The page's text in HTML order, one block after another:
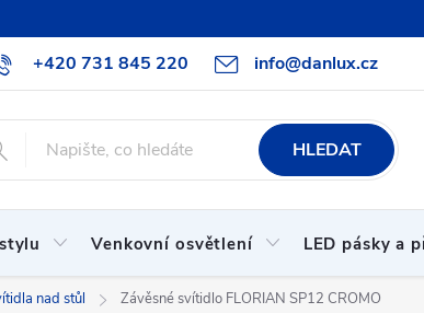
+420 731 845 220 info@danlux.cz
a reklamace O nás B2B spolupráce
HLEDAT
Venkovní osvětlení LED pásky a
nad stůl Závěsné svítidlo FLORIAN SP12 CROMO